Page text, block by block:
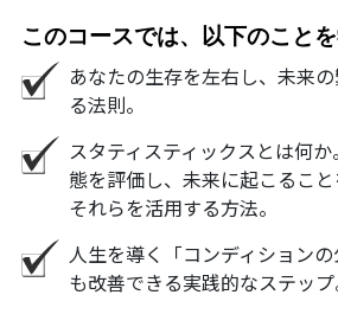
このコースでは、以下のことを
あなたの生存を左右し、未来
る法則。
スタティスティックスとは何
態を評価し、未来に起こること
それらを活用する方法。
人生を導く「コンディションの
も改善できる実践的なステップ